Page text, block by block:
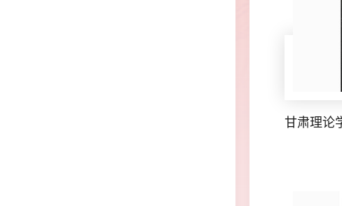
甘肃理论